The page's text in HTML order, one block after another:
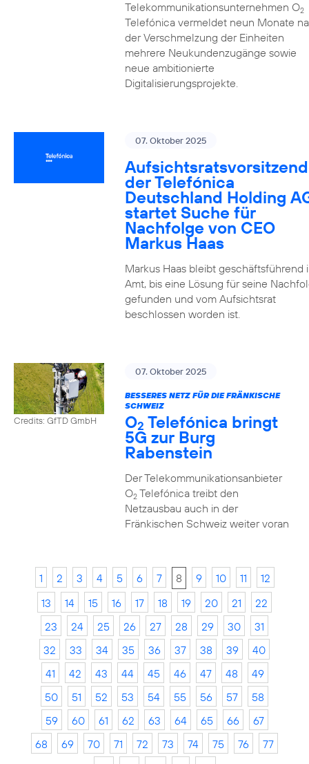
Telekommunikationsunternehmen O2
Telefónica vermeldet neun Monate
der Verschmelzung der Einheiten
mehrere Neukundenzugänge sowie
neue ambitionierte
Digitalisierungsprojekte.
07. Oktober 2025
der Telefónica
Deutschland Holding
startet Suche für
Nachfolge von CEO
Markus Haas
Markus Haas bleibt geschäftsführend
Amt, bis eine Lösung für seine
gefunden und vom Aufsichtsrat
beschlossen worden ist.
Credits: GfTD GmbH
07. Oktober 2025
BESSERES NETZ FÜR DIE FRÄNKISCHE
SCHWEIZ
O2 Telefónica bringt
5G zur Burg
Rabenstein
Der Telekommunikationsanbieter
O2Telefónica treibt den
Netzausbau auch in der
Fränkischen Schweiz weiter voran
1 2 3 4 5 6 7 8 9 10 11
12
13
14 15 16 17 18 19 20 21
22
23
24 25 26 27 28 29 30
31
32
33 34 35 36 37 38 39
40
41
42 43 44 45 46 47 48
49
50
51 52 53 54 55 56 57
58
59
60 61 62 63 64 65 66
67
68
69 70 71 72 73 74 75 76
77